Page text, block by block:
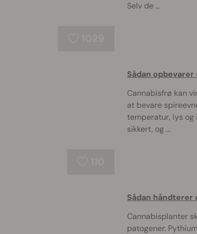
Selv de ...
Sådan
Cannabisfrø kan
at bevare
temperatur, lys og
sikkert, og ...
Sådan håndterer
Cannabisplanter
patogener.